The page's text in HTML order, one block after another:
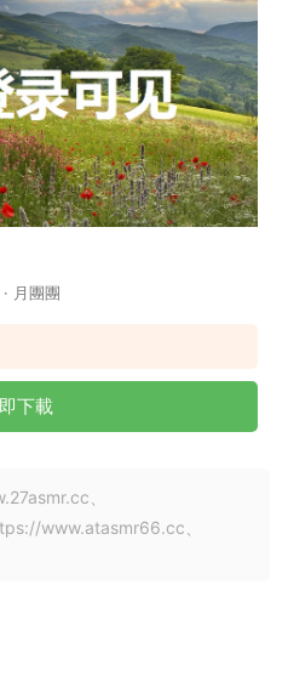
· 月團團
下載
、
www.atasmr66.cc、